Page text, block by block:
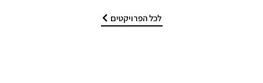
לכל הפרויקטים